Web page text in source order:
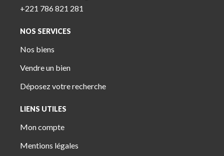
+221 786 821 281
NOS SERVICES
Nos biens
Vendre un bien
Déposez votre recherche
LIENS UTILES
Mon compte
Mentions légales